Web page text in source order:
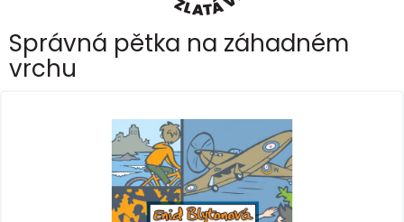
Správná pětka na záhadném
vrchu